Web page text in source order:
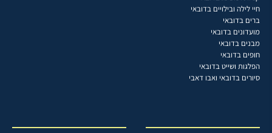
חיי לילה ובילויים בדובאי
ברים בדובאי
מועדונים בדובאי
מבנים בדובאי
חופים בדובאי
הפלגות ושייט בדובאי
סיורים בדובאי ואבו דאבי